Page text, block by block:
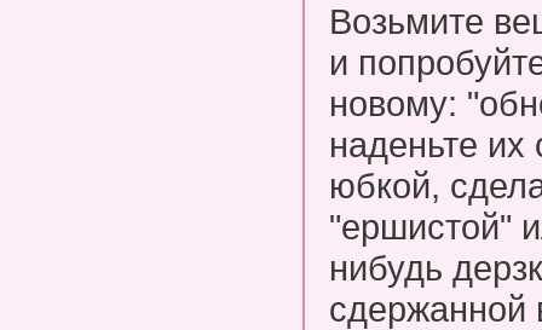
Возьмите
и
новому:
наденьте их
юбкой,
"ершистой"
нибудь